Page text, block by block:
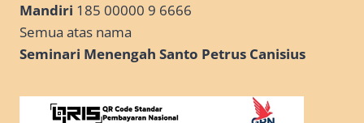
Mandiri 185 00000 9 6666
Semua atas nama
Seminari Menengah Santo Petrus Canisius